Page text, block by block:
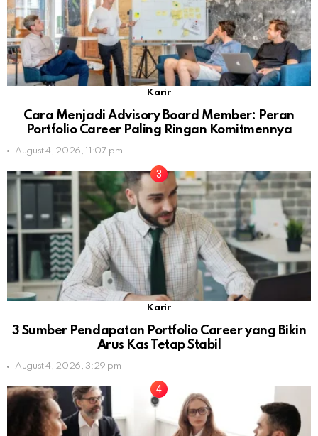
Karir
Cara Menjadi Advisory Board Member: Peran
Portfolio Career Paling Ringan Komitmennya
August 4, 2026, 11:07 pm
Karir
3 Sumber Pendapatan Portfolio Career yang Bikin
Arus Kas Tetap Stabil
August 4, 2026, 3:29 pm